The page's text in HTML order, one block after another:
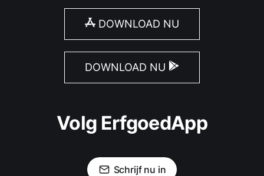
DOWNLOAD NU
DOWNLOAD NU
Volg ErfgoedApp
Schrijf nu in